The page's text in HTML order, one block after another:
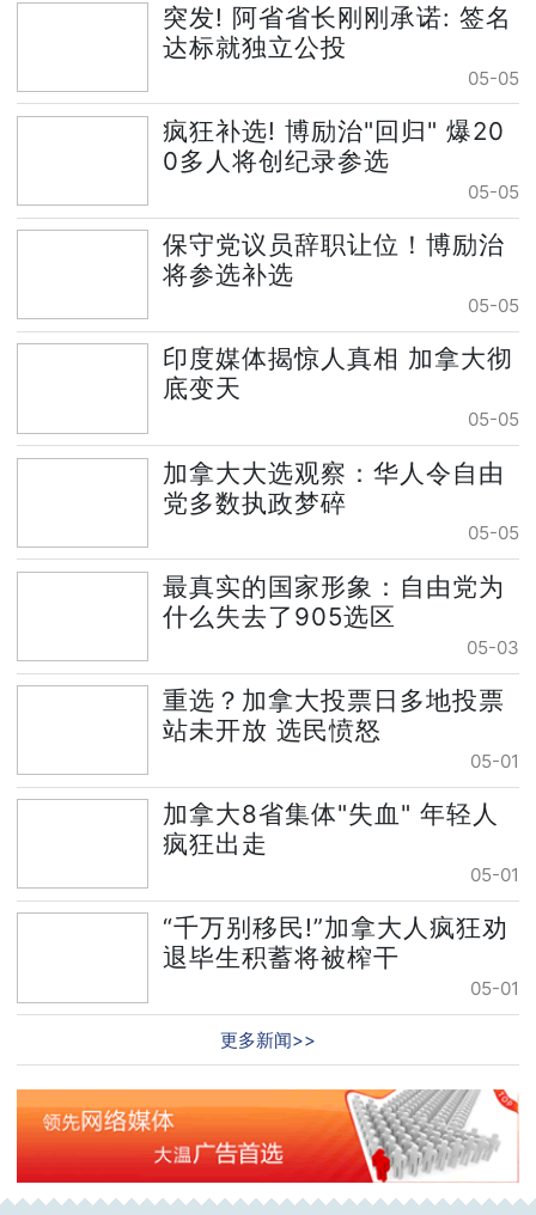
突发! 阿省省长刚刚承诺: 签名
达标就独立公投
05-05
疯狂补选! 博励治"回归" 爆20
0多人将创纪录参选
05-05
保守党议员辞职让位！博励治
将参选补选
05-05
印度媒体揭惊人真相 加拿大彻
底变天
05-05
加拿大大选观察：华人令自由
党多数执政梦碎
05-05
最真实的国家形象：自由党为
什么失去了905选区
05-03
重选？加拿大投票日多地投票
站未开放 选民愤怒
05-01
加拿大8省集体"失血" 年轻人
疯狂出走
05-01
“千万别移民!”加拿大人疯狂劝
退毕生积蓄将被榨干
05-01
更多新闻>>